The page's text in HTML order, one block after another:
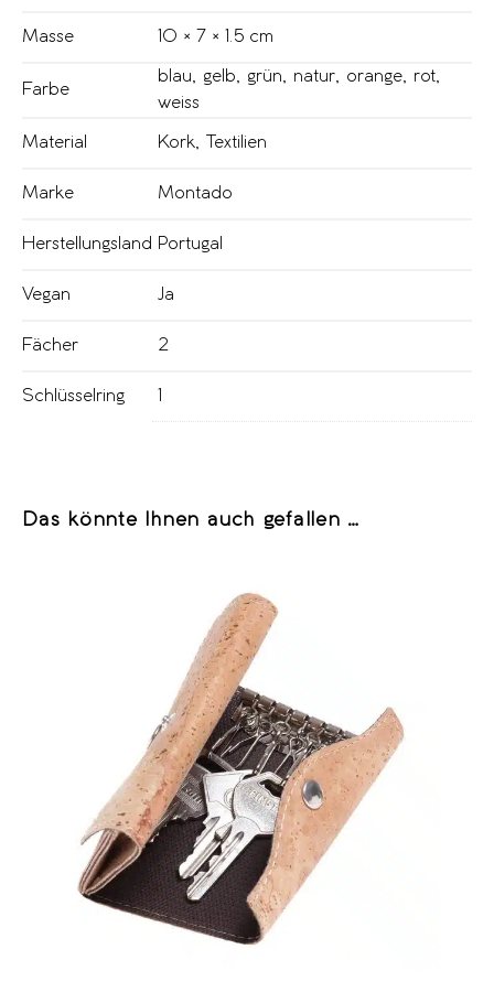
Masse 10 × 7 × 1.5 cm
Farbe
blau gelb grün natur orange rot
weiss
Material Kork Textilien
Marke Montado
Herstellungsland Portugal
Vegan Ja
Fächer 2
Schlüsselring 1
Das könnte Ihnen auch gefallen …